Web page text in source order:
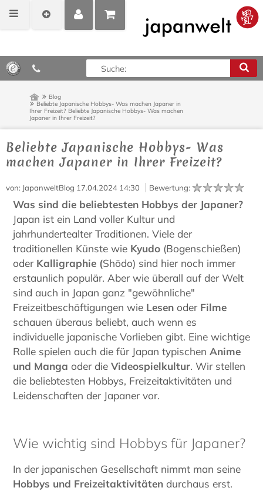
MEIN
POSITIONEN
ANZEIGEN
0,00 €*
Blog
Beliebte Japanische Hobbys- Was machen Japaner in
Ihrer Freizeit? Beliebte Japanische Hobbys- Was machen
Japaner in Ihrer Freizeit?
Beliebte Japanische Hobbys- Was
machen Japaner in Ihrer Freizeit?
von: JapanweltBlog 17.04.2024 14:30 Bewertung:
Was sind die beliebtesten Hobbys der Japaner?
Japan ist ein Land voller Kultur und
jahrhundertealter Traditionen. Viele der
traditionellen Künste wie Kyudo (Bogenschießen)
oder Kalligraphie (Shōdo) sind hier noch immer
erstaunlich populär. Aber wie überall auf der Welt
sind auch in Japan ganz "gewöhnliche"
Freizeitbeschäftigungen wie Lesen oder Filme
schauen überaus beliebt, auch wenn es
individuelle japanische Vorlieben gibt. Eine wichtige
Rolle spielen auch die für Japan typischen Anime
und Manga oder die Videospielkultur. Wir stellen
die beliebtesten Hobbys, Freizeitaktivitäten und
Leidenschaften der Japaner vor.
Wie wichtig sind Hobbys für Japaner?
In der japanischen Gesellschaft nimmt man seine
Hobbys und Freizeitaktivitäten durchaus erst.